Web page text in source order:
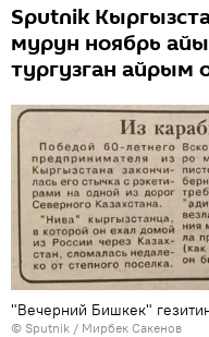
Sputnik
мурун ноябрь
тургузган айрым
"Вечерний Бишкек"
© Sputnik / Мирбек Сакенов